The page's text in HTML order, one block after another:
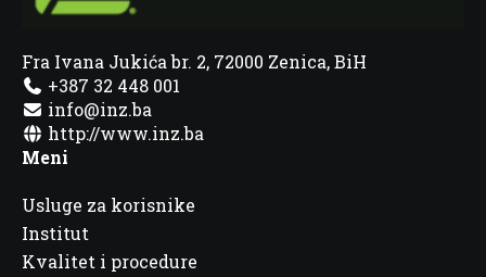
Fra Ivana Jukića br. 2, 72000 Zenica, BiH
+387 32 448 001
info@inz.ba
http://www.inz.ba
Meni
Usluge za korisnike
Institut
Kvalitet i procedure